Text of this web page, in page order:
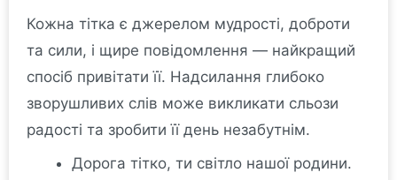
Кожна тітка є джерелом мудрості, доброти
та сили, і щире повідомлення — найкращий
спосіб привітати її. Надсилання глибоко
зворушливих слів може викликати сльози
радості та зробити її день незабутнім.
Дорога тітко, ти світло нашої родини.